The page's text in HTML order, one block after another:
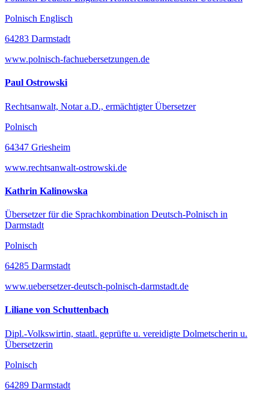
Polnisch Englisch
64283 Darmstadt
www.polnisch-fachuebersetzungen.de
Paul Ostrowski
Rechtsanwalt, Notar a.D., ermächtigter Übersetzer
Polnisch
64347 Griesheim
www.rechtsanwalt-ostrowski.de
Kathrin Kalinowska
Übersetzer für die Sprachkombination Deutsch-Polnisch in
Darmstadt
Polnisch
64285 Darmstadt
www.uebersetzer-deutsch-polnisch-darmstadt.de
Liliane von Schuttenbach
Dipl.-Volkswirtin, staatl. geprüfte u. vereidigte Dolmetscherin u.
Übersetzerin
Polnisch
64289 Darmstadt